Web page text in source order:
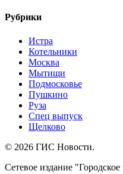
Рубрики
Истра
Котельники
Москва
Мытищи
Подмосковье
Пушкино
Руза
Спец выпуск
Щелково
© 2026 ГИС Новости.
Сетевое издание